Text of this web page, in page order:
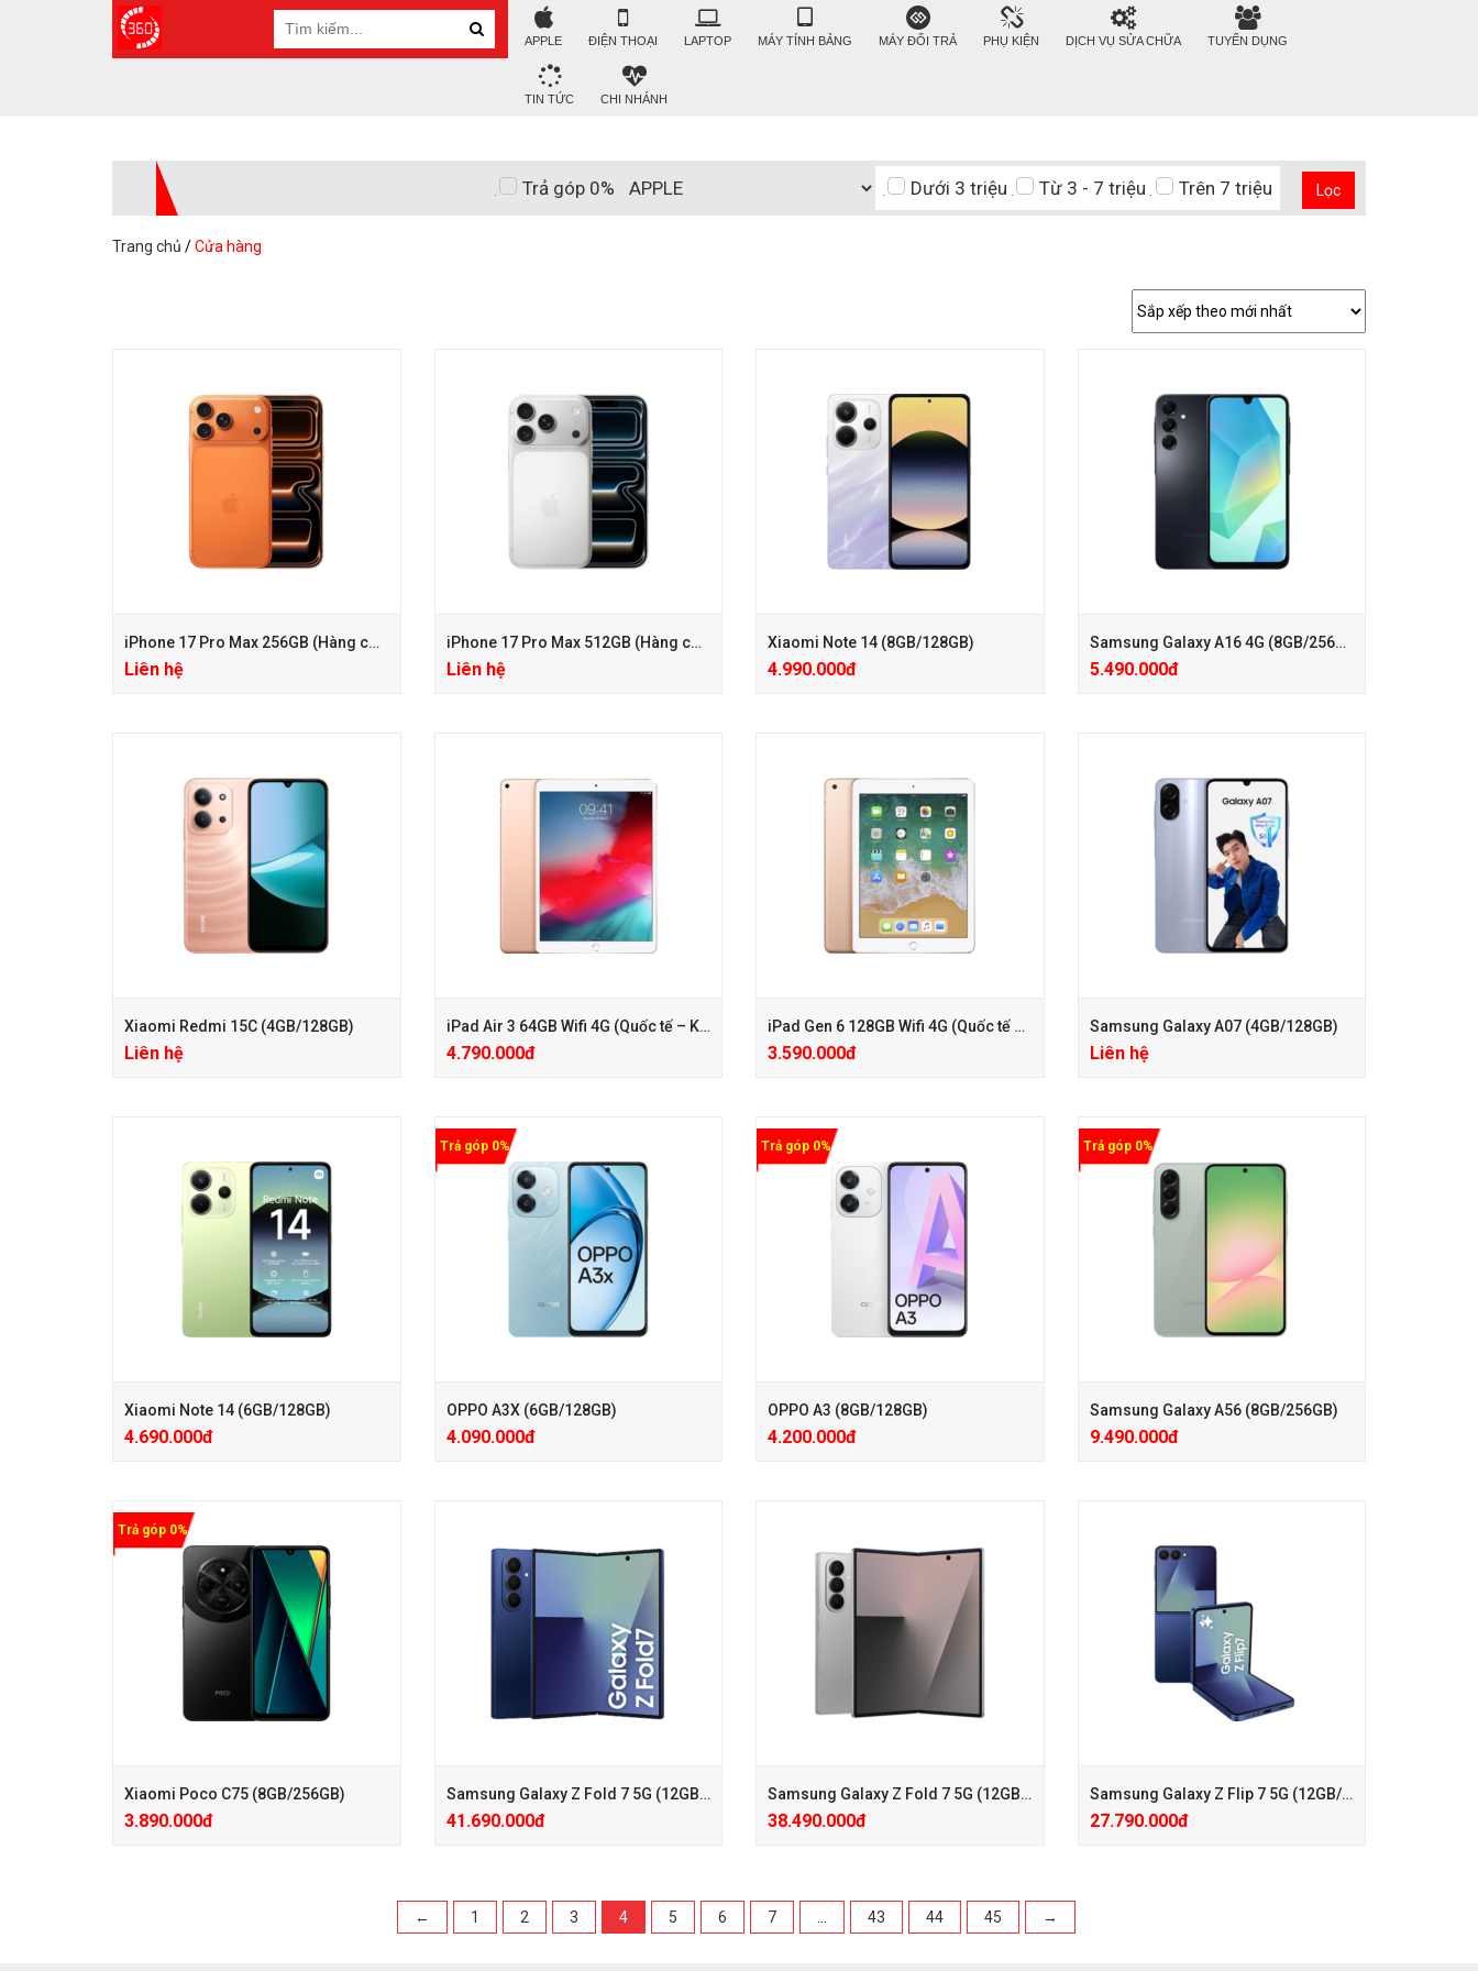
APPLE ĐIỆN THOẠI LAPTOP MÁY TÍNH BẢNG MÁY ĐỔI TRẢ PHỤ KIỆN DỊCH VỤ SỬA CHỮA TUYỂN DỤNG
TIN TỨC CHI NHÁNH
Trả góp 0% Dưới 3 triệu Từ 3 - 7 triệu Trên 7 triệu Lọc
Trang chủ /Cửa hàng
iPhone 17 Pro Max 256GB (Hàng công ty VN/A)
Liên hệ
+ Tặng PGG PK 100.000đ
+ Bảo hành Mở rộng 24 tháng chỉ với
+ Tặng PGG PK 200.000đ KHI MUA ỐP
CHÍNH HÃNG
iPhone 17 Pro Max 512GB (Hàng công ty VN/A)
Liên hệ
+ Tặng PGG PK 100.000đ
+ Bảo hành Mở rộng 24 tháng chỉ với
+ Tặng PGG PK 200.000đ KHI MUA ỐP
Xiaomi Note 14 (8GB/128GB)
4.990.000đ
+ Hotsale giảm 400.000đ (Giá đã giảm)
+ Phiếu Giảm Giá PK 100.000đ, Gấu bông
hoặc Coca hoặc Bình Giữ Nhiệt
+ Care mở rộng 24 Tháng chỉ với 350k
+ Hotsale giảm 400.000đ (Giá đã giảm)
+ Phiếu Giảm Giá PK 100.000đ, Gấu bông
hoặc Coca hoặc Bình Giữ Nhiệt
+ Care mở rộng 24 Tháng chỉ với 350k
Samsung Galaxy A16 4G (8GB/256GB)
5.490.000đ
+ Hotsale giảm 600K ( Giá KM Đã Giảm )
+ KM1: Củ Sạc Chính Hãng 25W
+ KM2: Phiếu Giảm Giá PK 200.000đ
+ Care mở rộng 24 Tháng chỉ với 200k
+ Hotsale giảm 600K ( Giá KM Đã Giảm )
+ KM1: Củ Sạc Chính Hãng 25W
+ KM2: Phiếu Giảm Giá PK 200.000đ
+ Care mở rộng 24 Tháng chỉ với 200k
Xiaomi Redmi 15C (4GB/128GB)
Liên hệ
+ Hotsale giảm 400.000đ (Giá đã giảm)
+ Phiếu Giảm Giá PK 100.000đ
+ Care mở rộng 24 Tháng chỉ với 200k
+ Hotsale giảm 400.000đ (Giá đã giảm)
+ Phiếu Giảm Giá PK 100.000đ
+ Care mở rộng 24 Tháng chỉ với 200k
iPad Air 3 64GB Wifi 4G (Quốc tế – Keng)
4.790.000đ
+ Tặng PGG PK 100.000đ
+ Bảo hành Care Pro chỉ với 350.000đ
iPad Gen 6 128GB Wifi 4G (Quốc tế – Keng)
3.590.000đ
+ PMH phụ kiện 100.000đ
+ Bảo hành Care Pro chỉ với 350.000đ
Samsung Galaxy A07 (4GB/128GB)
Liên hệ
+ Phiếu Giảm Giá PK 100.000đ
+ Trả Góp 1%HD, Kredivo 0Đ
+ Care mở rộng 24 Tháng chỉ với 200k
+ Care mở rộng 24 Tháng chỉ với 200k
Xiaomi Note 14 (6GB/128GB)
4.690.000đ
+ Hotsale giảm 400.000đ (Giá đã giảm)
+ Phiếu Giảm Giá PK 100.000đ, Gấu bông
hoặc Coca hoặc Bình Giữ Nhiệt
+ Care mở rộng 24 Tháng chỉ với 350k
+ Hotsale giảm 400.000đ (Giá đã giảm)
+ Phiếu Giảm Giá PK 100.000đ, Gấu bông
hoặc Coca hoặc Bình Giữ Nhiệt
+ Care mở rộng 24 Tháng chỉ với 350k
Trả góp 0%
OPPO A3X (6GB/128GB)
4.090.000đ
+ Hotsasle giảm 600.000đ (Giá đã giảm)
+ Phiếu GG PK 100.000đ, Gấu bông hoặc
Coca hoặc Bình Giữ Nhiệt
+ Care mở rộng 24 Tháng chỉ với 200k
+ Hotsasle giảm 600.000đ (Giá đã giảm)
+ Phiếu GG PK 100.000đ, Gấu bông hoặc
+ Care mở rộng 24 Tháng chỉ với 200k
Trả góp 0%
OPPO A3 (8GB/128GB)
4.200.000đ
+ Hotsasle Giảm 500k ( Giá đã giảm)
+ Phiếu GG PK 100.000đ, Gấu bông hoặc
Coca hoặc Bình Giữ Nhiệt
+ Care mở rộng 24 Tháng chỉ với 200k
+ Hotsasle Giảm 500k ( Giá đã giảm)
+ Phiếu GG PK 100.000đ, Gấu bông hoặc
Trả góp 0%
Samsung Galaxy A56 (8GB/256GB)
9.490.000đ
+ Hotsale giảm 1.500.000đ (Giá đã giảm)
+ Phiếu Giảm Giá Phụ Kiện 100.000đ, Gấu
bông hoặc Coca hoặc Bình Giữ Nhiệt
+ Care mở rộng 24 Tháng chỉ với 350k
+ Hotsale giảm 1.500.000đ (Giá đã giảm)
+ Phiếu Giảm Giá Phụ Kiện 100.000đ, Gấu
bông hoặc Coca hoặc Bình Giữ Nhiệt
+ Care mở rộng 24 Tháng chỉ với 350k
Trả góp 0%
Xiaomi Poco C75 (8GB/256GB)
3.890.000đ
Samsung Galaxy Z Fold 7 5G (12GB/512GB)
41.690.000đ
Samsung Galaxy Z Fold 7 5G (12GB/256GB)
38.490.000đ
Samsung Galaxy Z Flip 7 5G (12GB/512GB)
27.790.000đ
← 1 2 3 4 5 6 7 43 44 45 →